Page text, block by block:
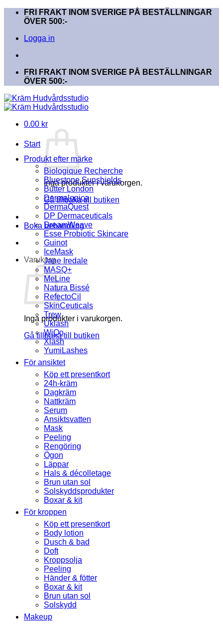
Skip
FRI FRAKT INOM SVERIGE PÅ BESTÄLLNINGAR
ÖVER 500:-
Logga in
FRI FRAKT INOM SVERIGE PÅ BESTÄLLNINGAR
ÖVER 500:-
0.00 kr
Inga produkter i varukorgen.
Gå tillbaka till butiken
Boka behandling
Varukorg
Inga produkter i varukorgen.
Gå tillbaka till butiken
Start
Produkt efter märke
Biologique Recherche
Bluestone Sunshields
Butter London
Dermalogica
DermaQuest
DP Dermaceuticals
DreamWeave
Esse Probiotic Skincare
Guinot
IceMask
Jane Iredale
MASQ+
MeLine
Natura Bissé
RefectoCil
SkinCeuticals
Trew
Uklash
WiQo
Xlash
YumiLashes
För ansiktet
Köp ett presentkort
24h-kräm
Dagkräm
Nattkräm
Serum
Ansiktsvatten
Mask
Peeling
Rengöring
Ögon
Läppar
Hals & décolletage
Brun utan sol
Solskyddsprodukter
Boxar & kit
För kroppen
Köp ett presentkort
Body lotion
Dusch & bad
Doft
Kroppsolja
Peeling
Händer & fötter
Boxar & kit
Brun utan sol
Solskydd
Makeup